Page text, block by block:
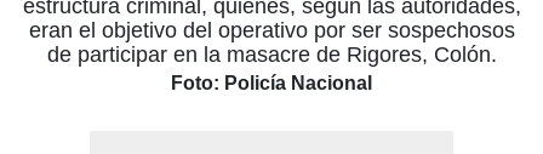
estructura criminal, quienes, según las autoridades,
eran el objetivo del operativo por ser sospechosos
de participar en la masacre de Rigores, Colón.
Foto: Policía Nacional